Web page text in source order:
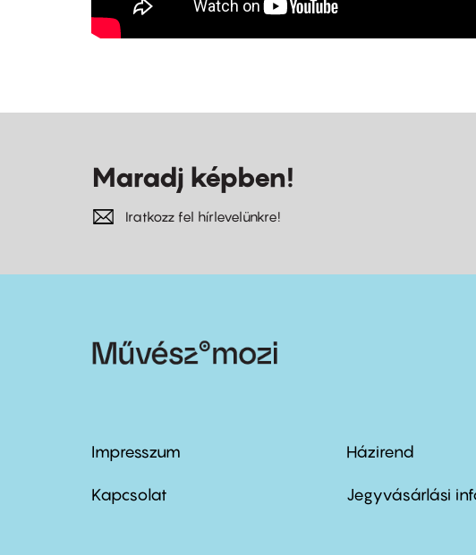
Maradj képben!
Iratkozz fel hírlevelünkre!
Footer
menu
Impresszum
Kapcsolat
Footer
menu
Házirend
Jegyvásárlási